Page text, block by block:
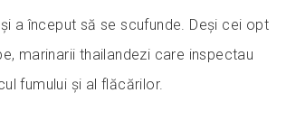
a început să se scufunde. Deși cei opt
marinarii thailandezi care inspectau
fumului și al flăcărilor.